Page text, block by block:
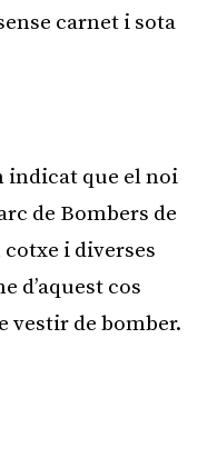
carnet i sota
indicat que el noi
de Bombers de
i diverses
d’aquest cos
vestir de bomber.